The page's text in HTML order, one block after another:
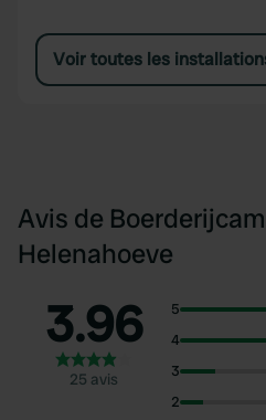
Voir toutes les
Avis de
Helenahoeve
3.96
25 avis
5
4
3
2